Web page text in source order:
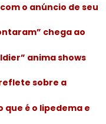
o anúncio de seu
chega ao
anima shows
sobre a
que é o lipedema e